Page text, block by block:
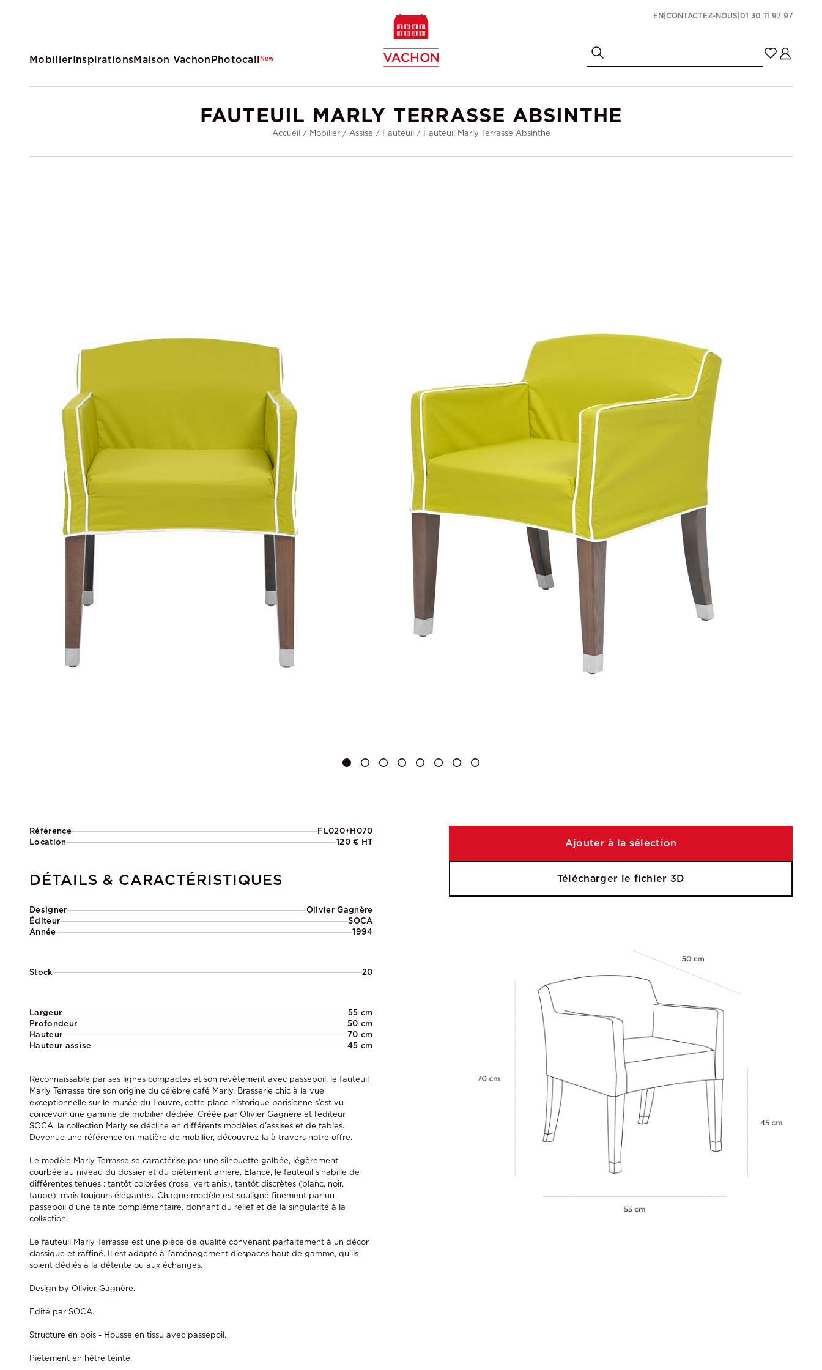
MobilierInspirationsMaison VachonPhotocallNew
EN CONTACTEZ-NOUS 01 30 11 97 97
FAUTEUIL MARLY TERRASSE ABSINTHE
Accueil / Mobilier/ Assise / Fauteuil / Fauteuil Marly Terrasse Absinthe
Référence
FL020+H070
Location
120 € HT
DÉTAILS & CARACTÉRISTIQUES
Designer
Olivier Gagnère
Éditeur
SOCA
Année
1994
Stock 20
Largeur
55 cm
Profondeur
50 cm
Hauteur
70 cm
Hauteur assise
45 cm
Reconnaissable par ses lignes compactes et son revêtement avec passepoil, le fauteuil
Marly Terrasse tire son origine du célèbre café Marly. Brasserie chic à la vue
exceptionnelle sur le musée du Louvre, cette place historique parisienne s’est vu
concevoir une gamme de mobilier dédiée. Créée par Olivier Gagnère et l’éditeur
SOCA, la collection Marly se décline en différents modèles d’assises et de tables.
Devenue une référence en matière de mobilier, découvrez-la à travers notre offre.
Le modèle Marly Terrasse se caractérise par une silhouette galbée, légèrement
courbée au niveau du dossier et du piètement arrière. Elancé, le fauteuil s’habille de
différentes tenues : tantôt colorées (rose, vert anis), tantôt discrètes (blanc, noir,
taupe), mais toujours élégantes. Chaque modèle est souligné finement par un
passepoil d’une teinte complémentaire, donnant du relief et de la singularité à la
collection.
Le fauteuil Marly Terrasse est une pièce de qualité convenant parfaitement à un décor
classique et raffiné. Il est adapté à l’aménagement d’espaces haut de gamme, qu’ils
soient dédiés à la détente ou aux échanges.
Design by Olivier Gagnère.
Edité par SOCA.
Structure en bois - Housse en tissu avec passepoil.
Piètement en hêtre teinté.
Ajouter à la sélection
Télécharger le fichier 3D